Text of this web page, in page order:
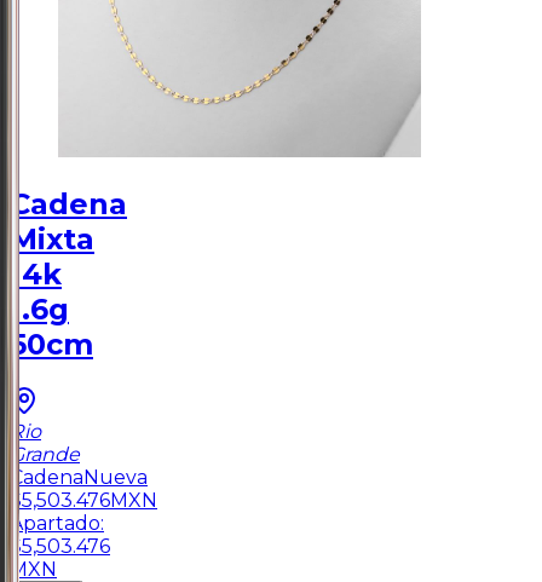
Cadena
Mixta
14k
1.6g
50cm
Rio
Grande
CadenaNueva
$5,503.476MXN
Apartado:
$5,503.476
MXN